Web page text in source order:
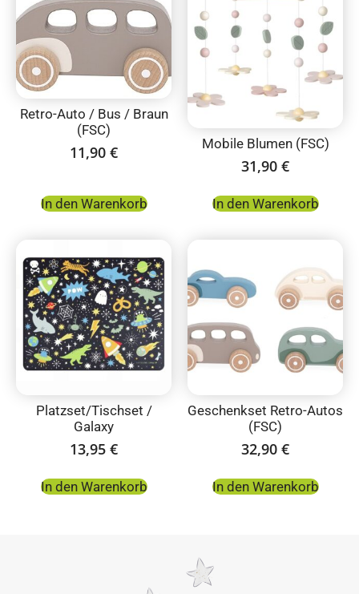
Retro-Auto / Bus / Braun
(FSC)
11,90 €
In den Warenkorb
Mobile Blumen (FSC)
31,90 €
In den Warenkorb
Platzset/Tischset /
Galaxy
13,95 €
In den Warenkorb
Geschenkset Retro-Autos
(FSC)
32,90 €
In den Warenkorb